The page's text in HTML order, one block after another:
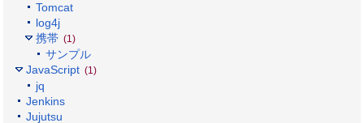
Tomcat
log4j
携帯 (1)
サンプル
JavaScript (1)
jq
Jenkins
Jujutsu